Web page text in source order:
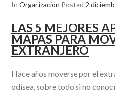
In Organización Posted 2
LAS 5 MEJORES
MAPAS PARA
EXTRANJERO
Hace años moverse por el
odisea, sobre todo si no